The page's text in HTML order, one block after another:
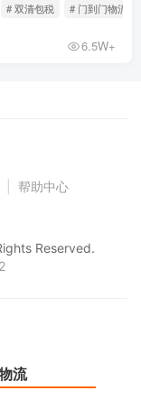
# 双清包税 # 门到门物流
6.5W+
帮助中心
Reserved.
流